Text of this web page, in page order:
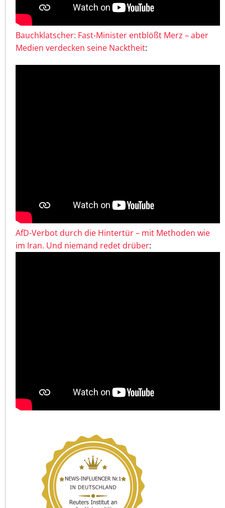
Bauchklatscher: Fast-Minister entblößt Merz – aber
Medien verdecken seine Nacktheit:
AfD-Verbot durch die Hintertür – mit Methoden wie
im Iran. Und niemand redet drüber: